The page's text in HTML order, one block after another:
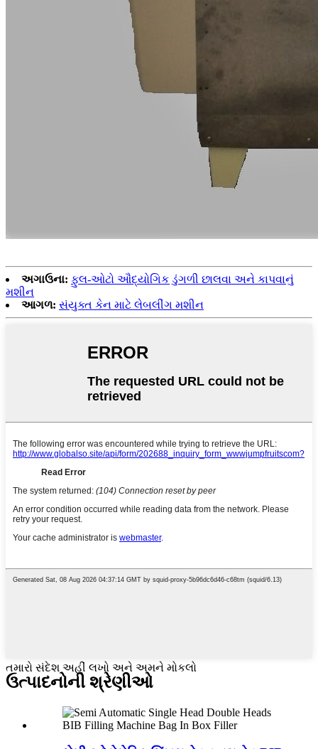
અગાઉના: ફુલ-ઓટો ઔદ્યોગિક ડુંગળી છાલવા અને કાપવાનું
મશીન
આગળ: સંયુક્ત કેન માટે લેબલીંગ મશીન
તમારો સંદેશ અહીં લખો અને અમને મોકલો
ઉત્પાદનોની શ્રેણીઓ